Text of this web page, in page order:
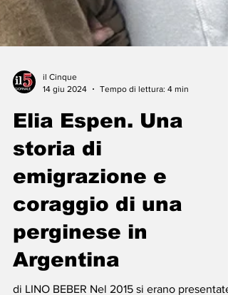
il Cinque
14 giu 2024
Tempo di lettura: 4 min
Elia Espen. Una
storia di
emigrazione e
coraggio di una
perginese in